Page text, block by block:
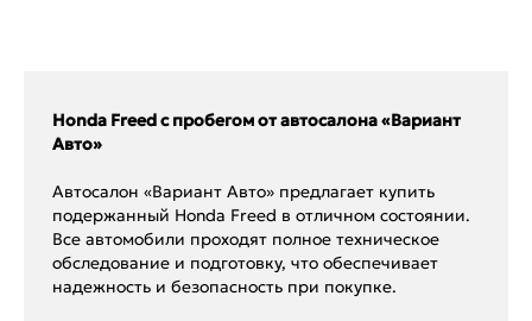
Honda Freed с пробегом от автосалона «Вариант
Авто»
Автосалон «Вариант Авто» предлагает купить
подержанный Honda Freed в отличном состоянии.
Все автомобили проходят полное техническое
обследование и подготовку, что обеспечивает
надежность и безопасность при покупке.